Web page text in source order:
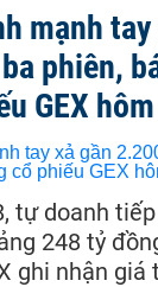
mạnh
phiên,
GEX
tự doanh
248 tỷ
ghi nhận giá